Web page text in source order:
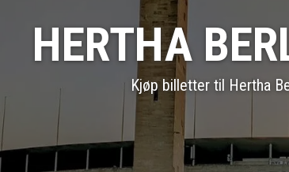
HERTHA
Kjøp billetter til Hertha